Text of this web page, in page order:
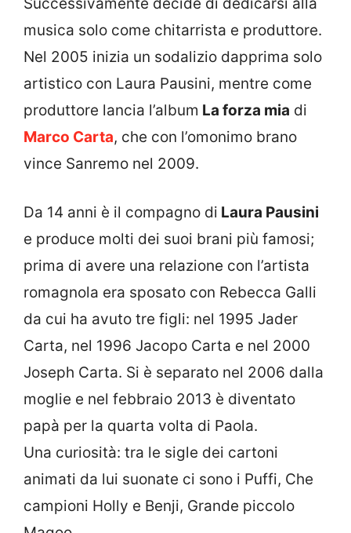
musica solo come chitarrista e produttore.
Nel 2005 inizia un sodalizio dapprima solo
artistico con Laura Pausini, mentre come
produttore lancia l’album La forza mia di
Marco Carta, che con l’omonimo brano
vince Sanremo nel 2009.
Da 14 anni è il compagno di Laura Pausini
e produce molti dei suoi brani più famosi;
prima di avere una relazione con l’artista
romagnola era sposato con Rebecca Galli
da cui ha avuto tre figli: nel 1995 Jader
Carta, nel 1996 Jacopo Carta e nel 2000
Joseph Carta. Si è separato nel 2006 dalla
moglie e nel febbraio 2013 è diventato
papà per la quarta volta di Paola.
Una curiosità: tra le sigle dei cartoni
animati da lui suonate ci sono i Puffi, Che
campioni Holly e Benji, Grande piccolo